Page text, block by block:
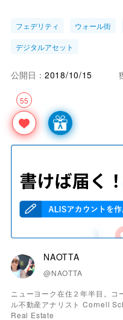
フェデリティ ウォール街
デジタルアセット
55
公開日： 2018/10/15
NAOTTA
@NAOTTA
ニューヨーク在住２年半目。
ル不動産アナリスト Cornell
Real Estate